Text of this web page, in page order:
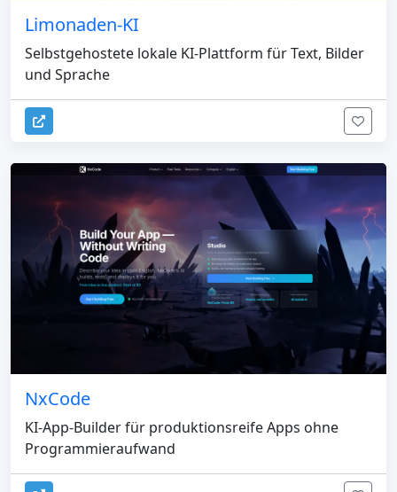
Limonaden-KI
Selbstgehostete lokale KI-Plattform für Text, Bilder
und Sprache
NxCode
KI-App-Builder für produktionsreife Apps ohne
Programmieraufwand